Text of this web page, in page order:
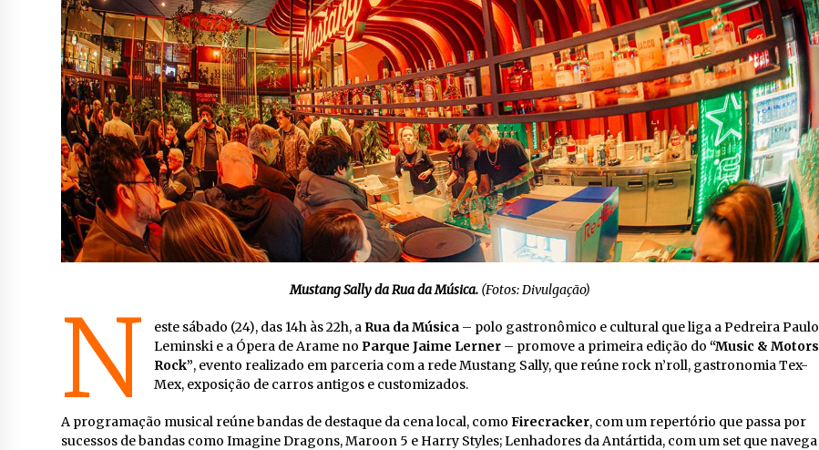
Mustang Sally da Rua da Música. (Fotos: Divulgação)
N este sábado (24), das 14h às 22h, a Rua da Música– polo gastronômico e cultural que liga a Pedreira Paulo
Leminski e a Ópera de Arame no Parque Jaime Lerner– promove a primeira edição do “Music & Motors
Rock”, evento realizado em parceria com a rede Mustang Sally, que reúne rock n’roll, gastronomia Tex-
Mex, exposição de carros antigos e customizados.
A programação musical reúne bandas de destaque da cena local, como Firecracker, com um repertório que passa por
sucessos de bandas como Imagine Dragons, Maroon 5 e Harry Styles; Lenhadores da Antártida, com um set que navega